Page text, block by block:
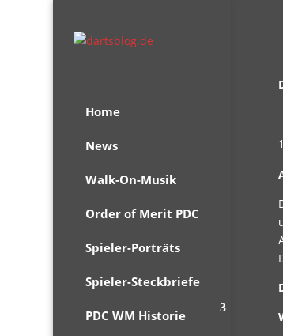
Home
News
Walk-On-Musik
Order of Merit PDC
Spieler-Porträts
Spieler-Steckbriefe
PDC WM Historie